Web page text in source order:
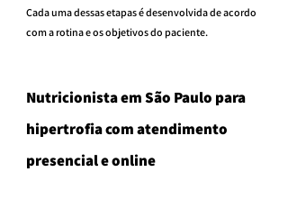
Cada uma dessas etapas é desenvolvida de acordo
com a rotina e os objetivos do paciente.
Nutricionista em São Paulo para
hipertrofia com atendimento
presencial e online